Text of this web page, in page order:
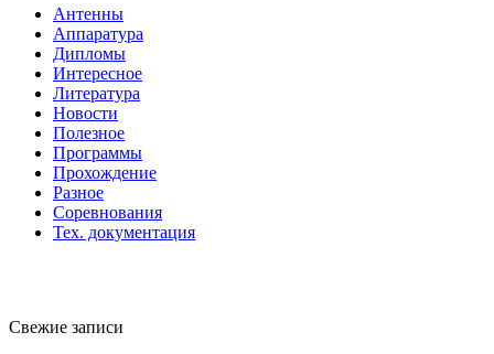
Антенны
Аппаратура
Дипломы
Интересное
Литература
Новости
Полезное
Программы
Прохождение
Разное
Соревнования
Тех. документация
Свежие записи